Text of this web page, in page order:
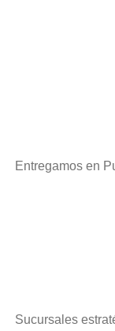
Entregamos en
Sucursales